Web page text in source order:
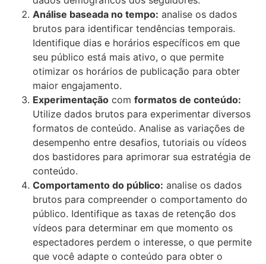
Análise baseada no tempo: analise os dados
brutos para identificar tendências temporais.
Identifique dias e horários específicos em que
seu público está mais ativo, o que permite
otimizar os horários de publicação para obter
maior engajamento.
Experimentação com formatos de conteúdo:
Utilize dados brutos para experimentar diversos
formatos de conteúdo. Analise as variações de
desempenho entre desafios, tutoriais ou vídeos
dos bastidores para aprimorar sua estratégia de
conteúdo.
Comportamento do público: analise os dados
brutos para compreender o comportamento do
público. Identifique as taxas de retenção dos
vídeos para determinar em que momento os
espectadores perdem o interesse, o que permite
que você adapte o conteúdo para obter o